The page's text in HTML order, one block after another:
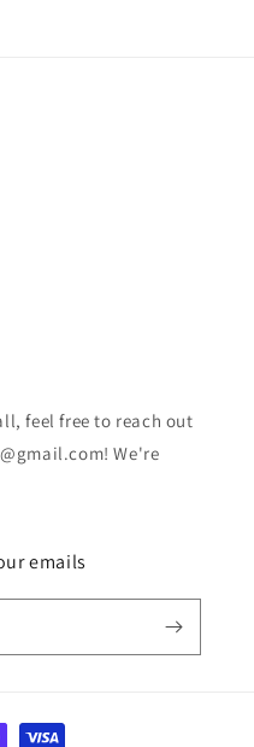
feel free to reach out
We're
emails